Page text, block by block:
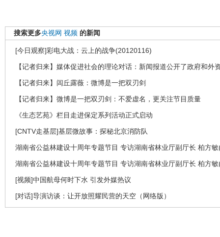
搜索更多央视网 视频 的新闻
[今日观察]彩电大战：云上的战争(20120116)
【记者归来】媒体促进社会的理论对话：新闻报道公开了政府和外
【记者归来】闾丘露薇：微博是一把双刃剑
【记者归来】微博是一把双刃剑：不爱虚名，更关注节目质量
《生态艺苑》栏目走进保定系列活动正式启动
[CNTV走基层]基层微故事：探秘北京消防队
湖南省公益林建设十周年专题节目 专访湖南省林业厅副厅长 柏方
湖南省公益林建设十周年专题节目 专访湖南省林业厅副厅长 柏方
[视频]中国航母何时下水 引发外媒热议
[对话]导演访谈：让开放照耀民营的天空（网络版）